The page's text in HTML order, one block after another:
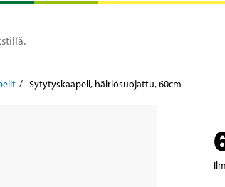
Sytytyskaapeli, häiriösuojattu, 60cm